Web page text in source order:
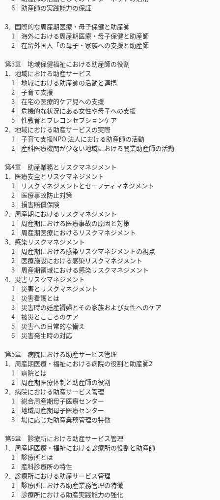
6｜助産師の実践能力の保証
3．国際的な周産期医療・母子保健と助産師
1｜海外における周産期医療・母子保健と助産師
2｜在留外国人「の母子・家族への支援と助産師
第3章 地域保健福祉における助産師の役割
1．地域における助産サービス
1｜地域における助産師の活動と連携
2｜子育て支援
3｜在宅の医療的ケア児への支援
4｜危機的な状況にある女性や母子への支援
5｜性教育とプレコンセプションケア
2．地域における助産サービスの実際
1｜子育て支援NPO 法人における助産師の活動
2｜産科医療機関が少ない地域における開業助産師の活動
第4章 助産業務とリスクマネジメント
1．医療安全とリスクマネジメント
1｜リスクマネジメントとセーフティマネジメント
2｜医療事故防止対策
3｜損害賠償保険
2．周産期におけるリスクマネジメント
1｜周産期における医療事故の原因と対策
2｜周産期医療におけるリスクマネジメント
3．感染リスクマネジメント
1｜周産期における感染リスクマネジメントの視点
2｜医療施設における感染リスクマネジメント
3｜周産期領域における感染リスクマネジメント
4．災害リスクマネジメント
1｜災害とリスクマネジメント
2｜災害看護とは
3｜災害時の妊産褥婦とその家族および女性へのケア
4｜被災とこころのケア
5｜災害への日常的な備え
6｜災害発生時の対応
第5章 病院における助産サービス管理
1．周産期医療・福祉における病院の役割と助産師2
1｜病院とは
2｜周産期医療体制と助産師の役割
2．病院における助産サービス管理
1｜総合周産期母子医療センター
2｜地域周産期母子医療センター
3｜場に応じた助産業務管理の特徴
第6章 診療所における助産サービス管理
1．周産期医療・福祉における診療所の役割と助産師
1｜診療所とは
2｜産科診療所の特性
2．診療所における助産サービス管理
1｜診療所における助産業務管理の特徴
2｜診療所における助産実践能力の強化